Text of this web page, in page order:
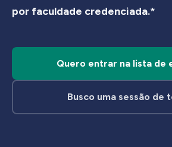
por faculdade credenciada.*
Quero entrar na lista de
Busco uma sessão de